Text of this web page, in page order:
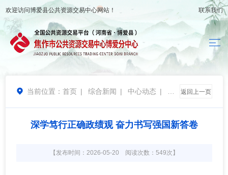
欢迎访问博爱县公共资源交易中心网站！ 联系我们
 当前位置： 首页 | 综合新闻 | 中心动态 |
党
的建设
返回上一页
深学笃行正确政绩观 奋力书写强国新答卷
【发布时间：2026-05-20 阅读次数：549次】